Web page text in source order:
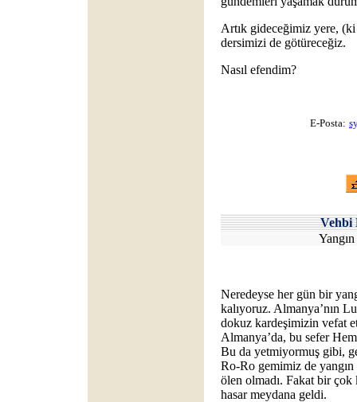
Artık gideceğimiz yere,
dersimizi de götüreceğiz.
Nasıl efendim?
E-Posta:
Vehbi
Neredeyse her gün bir
kalıyoruz. Almanya’nın
dokuz kardeşimizin vefat
Almanya’da, bu sefer
Bu da yetmiyormuş gibi,
Ro-Ro gemimiz de yangın
ölen olmadı. Fakat bir çok
hasar meydana geldi.